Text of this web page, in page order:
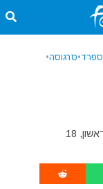
ספרד•סרגוסה•
יום שבת, 10 באוקטובר, 2026 - יום ראשון, 18